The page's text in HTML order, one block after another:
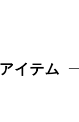
イテム